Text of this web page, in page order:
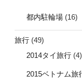
都内駐輪場 (16)
旅行 (49)
2014タイ旅行 (4)
2015ベトナム旅